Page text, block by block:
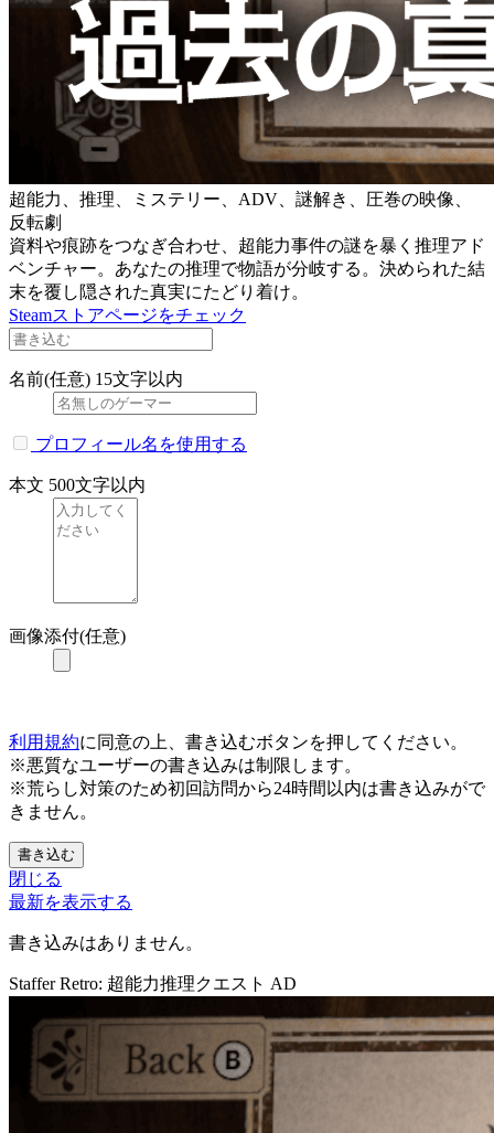
超能力、推理、ミステリー、ADV、謎解き、圧巻の映像、
反転劇
資料や痕跡をつなぎ合わせ、超能力事件の謎を暴く推理アド
ベンチャー。あなたの推理で物語が分岐する。決められた結
末を覆し隠された真実にたどり着け。
Steamストアページをチェック
名前(任意) 15文字以内
プロフィール名を使用する
本文 500文字以内
画像添付(任意)
利用規約に同意の上、書き込むボタンを押してください。
※悪質なユーザーの書き込みは制限します。
※荒らし対策のため初回訪問から24時間以内は書き込みがで
きません。
書き込む
閉じる
最新を表示する
書き込みはありません。
Staffer Retro: 超能力推理クエスト AD